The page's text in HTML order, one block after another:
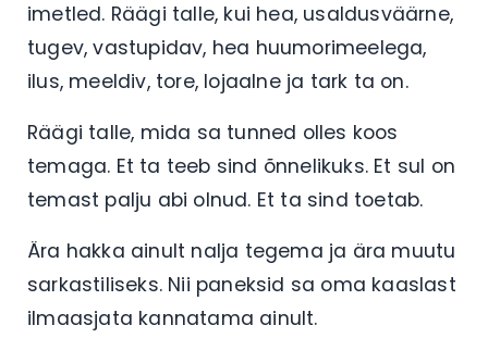
imetled. Räägi talle, kui hea, usaldusväärne,
tugev, vastupidav, hea huumorimeelega,
ilus, meeldiv, tore, lojaalne ja tark ta on.
Räägi talle, mida sa tunned olles koos
temaga. Et ta teeb sind õnnelikuks. Et sul on
temast palju abi olnud. Et ta sind toetab.
Ära hakka ainult nalja tegema ja ära muutu
sarkastiliseks. Nii paneksid sa oma kaaslast
ilmaasjata kannatama ainult.